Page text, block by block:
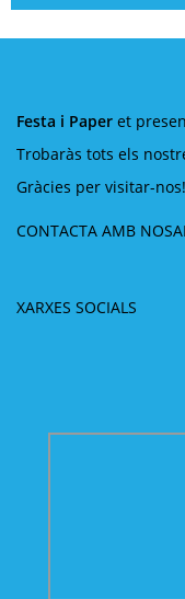
Festa i Paper et
Trobaràs tots els
Gràcies per visitar-nos!
CONTACTA AMB
XARXES SOCIALS